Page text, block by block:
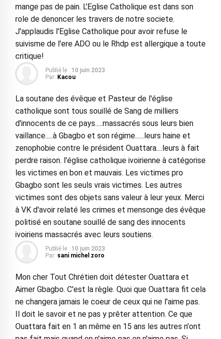
mange pas de pain. L'Eglise Catholique est dans son
role de denoncer les travers de notre societe.
J'applaudis l'Eglise Catholique pour avoir refuse le
suivisme de l'ere ADO ou le Rhdp est allergique a toute
critique!
Publié le : 10 juin 2023
Par: Kacou
La soutane des évêque et Pasteur de l'église
catholique sont tous souillé de Sang de milliers
d'innocents de ce pays.....massacrés sous leurs bien
vaillance.....à Gbagbo et son régime......leurs haine et
zenophobie contre le président Ouattara....leurs à fait
perdre raison. l'église catholique ivoirienne à catégorise
les victimes en bon et mauvais. Les victimes pro
Gbagbo sont les seuls vrais victimes. Les autres
victimes sont des objets sans valeur à leur yeux. Merci
à VK d'avoir relaté les crimes et mensonge des évêque
politisé en soutane souillé de sang des innocents
ivoiriens massacrés avec leurs soutiens.
Publié le : 10 juin 2023
Par: sani michel zoro
Mon cher Tout Chrétien doit détester Ouattara et
Aimer Gbagbo. C'est la règle. Quoi que Ouattara fit cela
ne changera jamais le coeur de ceux qui ne l'aime pas.
Il doit le savoir et ne pas y prêter attention. Ce que
Ouattara fait en 1 an même en 15 ans les autres n'ont